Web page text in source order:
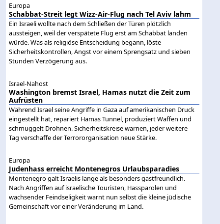
Europa
Schabbat-Streit legt Wizz-Air-Flug nach Tel Aviv lahm
Ein Israeli wollte nach dem Schließen der Türen plötzlich
aussteigen, weil der verspätete Flug erst am Schabbat landen
würde. Was als religiöse Entscheidung begann, löste
Sicherheitskontrollen, Angst vor einem Sprengsatz und sieben
Stunden Verzögerung aus.
Israel-Nahost
Washington bremst Israel, Hamas nutzt die Zeit zum
Aufrüsten
Während Israel seine Angriffe in Gaza auf amerikanischen Druck
eingestellt hat, repariert Hamas Tunnel, produziert Waffen und
schmuggelt Drohnen. Sicherheitskreise warnen, jeder weitere
Tag verschaffe der Terrororganisation neue Stärke.
Europa
Judenhass erreicht Montenegros Urlaubsparadies
Montenegro galt Israelis lange als besonders gastfreundlich.
Nach Angriffen auf israelische Touristen, Hassparolen und
wachsender Feindseligkeit warnt nun selbst die kleine jüdische
Gemeinschaft vor einer Veränderung im Land.